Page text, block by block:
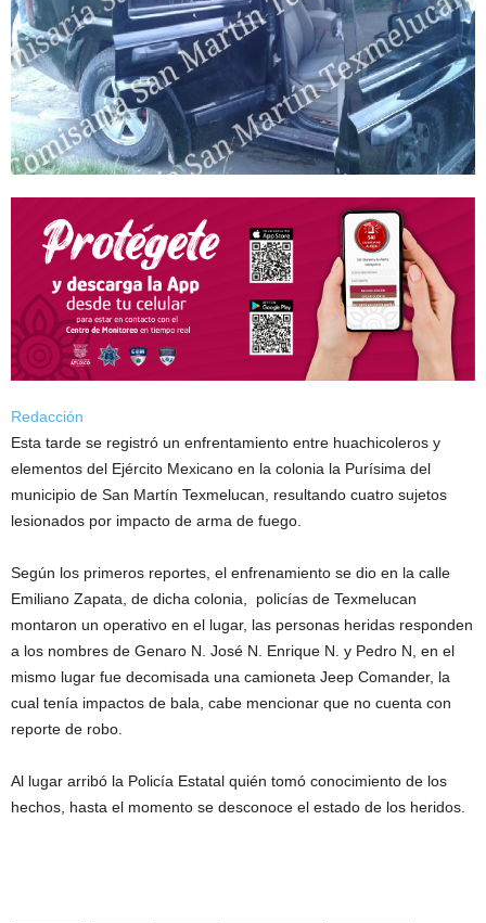
Redacción
Esta tarde se registró un enfrentamiento entre huachicoleros y
elementos del Ejército Mexicano en la colonia la Purísima del
municipio de San Martín Texmelucan, resultando cuatro sujetos
lesionados por impacto de arma de fuego.
Según los primeros reportes, el enfrenamiento se dio en la calle
Emiliano Zapata, de dicha colonia, policías de Texmelucan
montaron un operativo en el lugar, las personas heridas responden
a los nombres de Genaro N. José N. Enrique N. y Pedro N, en el
mismo lugar fue decomisada una camioneta Jeep Comander, la
cual tenía impactos de bala, cabe mencionar que no cuenta con
reporte de robo.
Al lugar arribó la Policía Estatal quién tomó conocimiento de los
hechos, hasta el momento se desconoce el estado de los heridos.